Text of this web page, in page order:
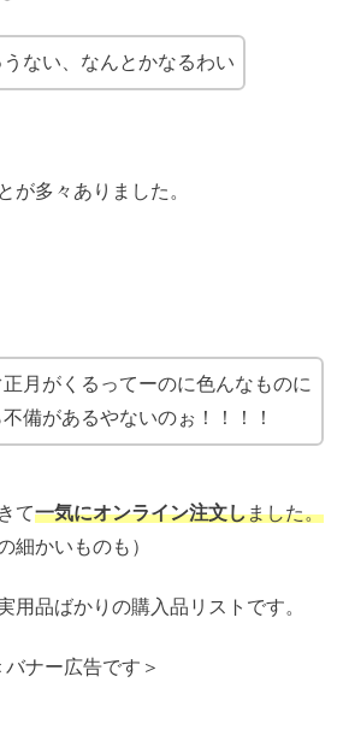
うない、なんとかなるわい
が多々ありました。
正月がくるってーのに色んなものに
備があるやないのぉ！！！！
て一気にオンライン注文しました。
細かいものも）
用品ばかりの購入品リストです。
バナー広告です＞